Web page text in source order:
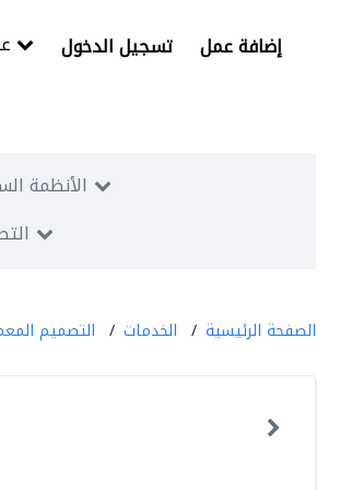
تسجيل الدخول إضافة عمل
الأنظمة
الصفحة الرئيسية الخدمات التصميم